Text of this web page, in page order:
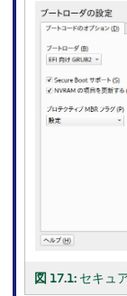
図 17.1: セキュ